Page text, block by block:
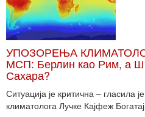
УПОЗОРЕЊА
МСП: Берлин као Рим, а
Сахара?
Ситуација је критична – гласила
климатолога Лучке Кајфеж